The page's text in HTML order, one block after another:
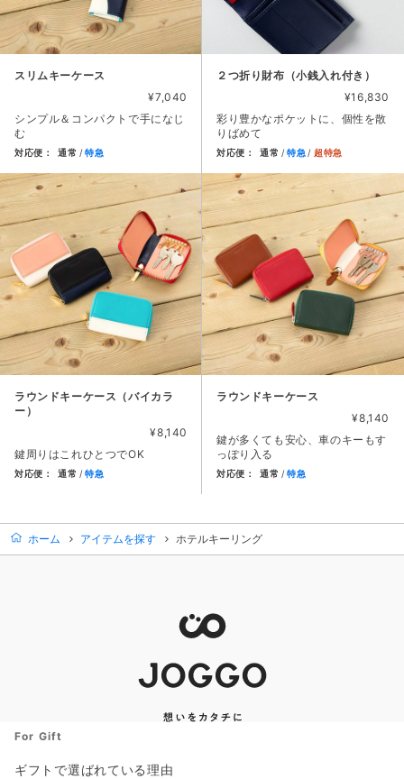
スリムキーケース
¥7,040
シンプル＆コンパクトで手になじ
む
対応便： 通常 特急
商品カード。商品: スリムキーケース, 価格: 7,040円, シンプ
２つ折り財布（小銭入れ付き）
¥16,830
彩り豊かなポケットに、個性を散
りばめて
対応便： 通常 特急 超特急
商品カード。商品: ２つ折り
ラウンドキーケース（バイカラ
ー）
¥8,140
鍵周りはこれひとつでOK
対応便： 通常 特急
ラウンドキーケース
¥8,140
鍵が多くても安心、車のキーもす
っぽり入る
対応便： 通常 特急
ホーム アイテムを探す ホテルキーリング
For Gift
ギフトで選ばれている理由